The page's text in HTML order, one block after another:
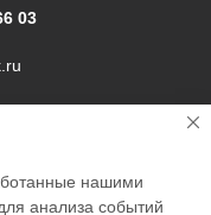
03
нашими
анализа событий